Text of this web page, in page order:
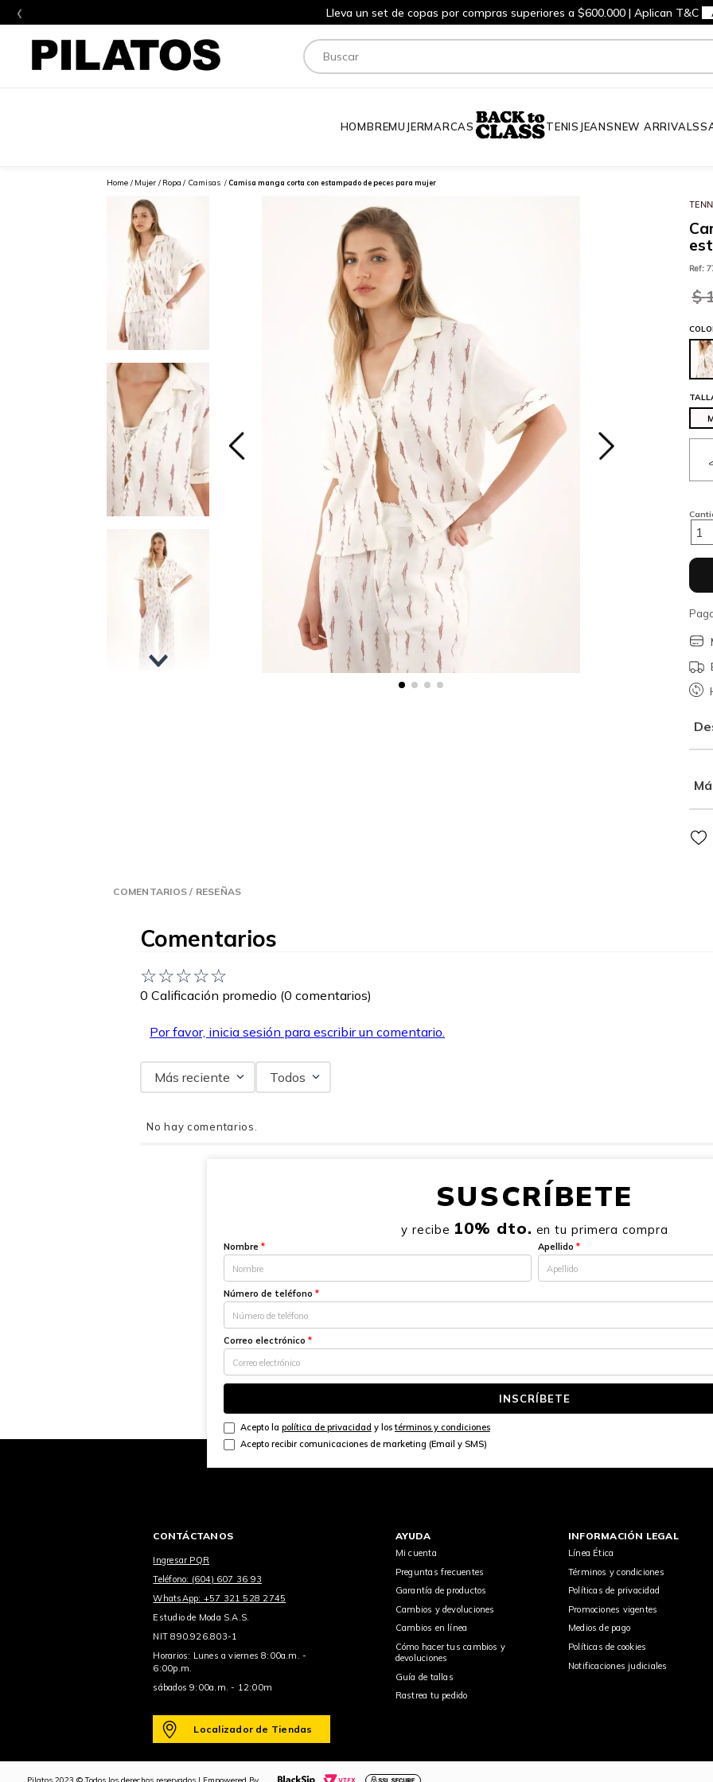
‹ Lleva un set de copas por compras superiores a $600.000 | Aplican T&C
Buscar
HOMBREMUJERMARCAS TENIS JEANSNEW ARRIVALS
Mujer Ropa Camisas Camisa manga corta con estampado de peces para mujer
Ref:
$
1
COMENTARIOS / RESEÑAS
Comentarios
☆☆☆☆☆
0 Calificación promedio (0 comentarios)
Por favor, inicia sesión para escribir un comentario.
Más reciente Todos
No hay comentarios.
SUSCRÍBETE
y recibe 10% dto. en tu primera compra
Nombre * Apellido *
Número de teléfono *
Correo electrónico *
INSCRÍBETE
Acepto la política de privacidad y lostérminos y condiciones
Acepto recibir comunicaciones de marketing (Email y SMS)
CONTÁCTANOS
Ingresar PQR
Teléfono: (604) 607 36 93
WhatsApp: +57 321 528 2745
Estudio de Moda S.A.S.
NIT 890.926.803-1
Horarios: Lunes a viernes 8:00a.m. -
6:00p.m.
sábados 9:00a.m. - 12:00m
Localizador de Tiendas
AYUDA
Mi cuenta
Preguntas frecuentes
Garantía de productos
Cambios y devoluciones
Cambios en línea
Cómo hacer tus cambios y
devoluciones
Guía de tallas
Rastrea tu pedido
INFORMACIÓN LEGAL
Línea Ética
Términos y condiciones
Políticas de privacidad
Promociones vigentes
Medios de pago
Políticas de cookies
Notificaciones judiciales